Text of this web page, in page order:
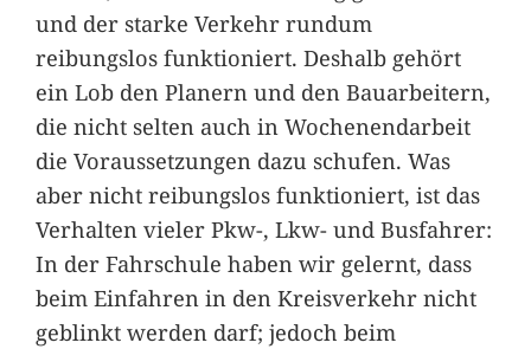
und der starke Verkehr rundum
reibungslos funktioniert. Deshalb gehört
ein Lob den Planern und den Bauarbeitern,
die nicht selten auch in Wochenendarbeit
die Voraussetzungen dazu schufen. Was
aber nicht reibungslos funktioniert, ist das
Verhalten vieler Pkw-, Lkw- und Busfahrer:
In der Fahrschule haben wir gelernt, dass
beim Einfahren in den Kreisverkehr nicht
geblinkt werden darf; jedoch beim